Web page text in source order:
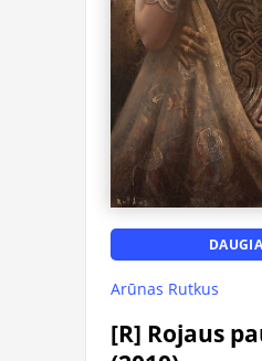
Arūnas Rutkus
[R] Rojaus